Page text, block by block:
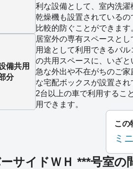
利な設備として、室内洗
乾燥機も設置されている
比較的防ぐことができます
備共用
分
居室外の専有スペースと
用途として利用できるバ
の共用スペースに、いざと
急な外出や不在がちのご
な宅配ボックスが設置さ
2台以上の車で利用するこ
用できます。
この
ミ
サイドＷＨ ***号室の